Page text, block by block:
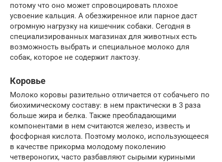
потому что оно может спровоцировать плохое
усвоение кальция. А обезжиренное или парное даст
огромную нагрузку на кишечник собаки. Сегодня в
специализированных магазинах для животных есть
возможность выбрать и специальное молоко для
собак, которое не содержит лактозу.
Коровье
Молоко коровы разительно отличается от собачьего по
биохимическому составу: в нем практически в 3 раза
больше жира и белка. Также преобладающими
компонентами в нем считаются железо, известь и
фосфорная кислота. Поэтому молоко, использующееся
в качестве прикорма молодому поколению
четвероногих, часто разбавляют сырыми куриными